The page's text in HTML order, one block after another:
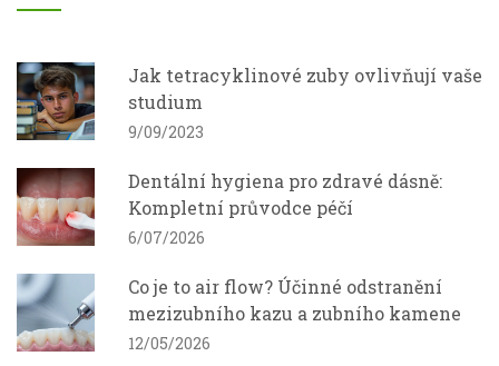
Jak tetracyklinové zuby ovlivňují vaše
studium
9/09/2023
Dentální hygiena pro zdravé dásně:
Kompletní průvodce péčí
6/07/2026
Co je to air flow? Účinné odstranění
mezizubního kazu a zubního kamene
12/05/2026